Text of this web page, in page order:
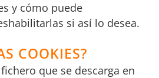
y cómo puede
si así lo desea.
COOKIES?
que se descarga en